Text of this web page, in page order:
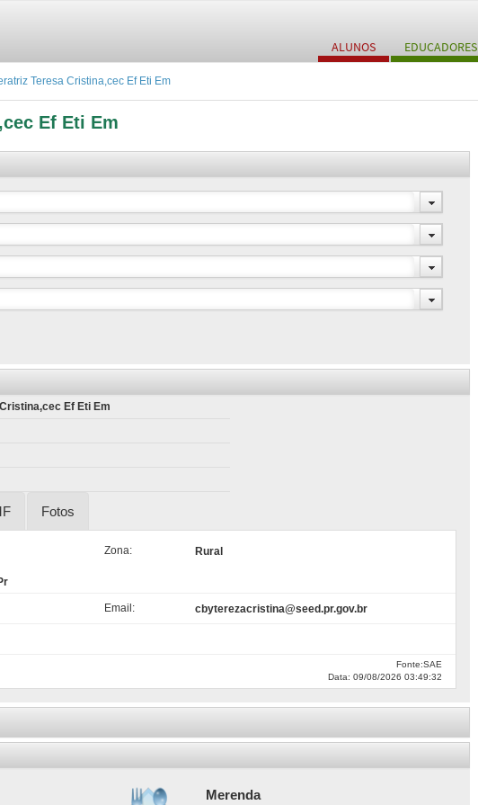
ALUNOS EDUCADORES
Ef Eti Em
Teresa Cristina,cec Ef Eti Em
Ef Eti Em
Fotos
Zona: Rural
Email: cbyterezacristina@seed.pr.gov.br
Fonte:SAE
Data: 09/08/2026 03:49:32
Merenda